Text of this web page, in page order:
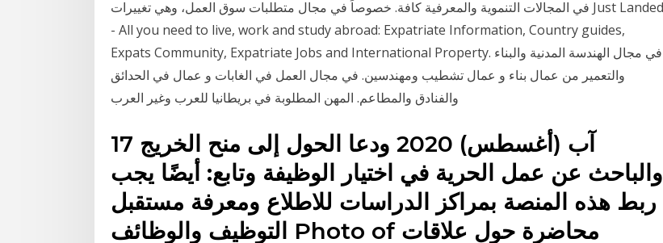
في المجالات التنموية والمعرفية كافة. خصوصاً في مجال متطلبات سوق العمل، وهي تغييرات Just Landed
- All you need to live, work and study abroad: Expatriate Information, Country guides,
Expats Community, Expatriate Jobs and International Property. في مجال الهندسة المدنية والبناء
والتعمير من عمال بناء و عمال تشطيب ومهندسين. في مجال العمل في الغابات و عمال في الحدائق
والفنادق والمطاعم. المهن المطلوبة في بريطانيا للعرب وغير العرب
17 آب (أغسطس) 2020 ودعا الحول إلى منح الخريج
والباحث عن عمل الحرية في اختيار الوظيفة وتابع: أيضًا يجب
ربط هذه المنصة بمراكز الدراسات للاطلاع ومعرفة مستقبل
التوظيف والوظائف Photo of محاضرة حول علاقات